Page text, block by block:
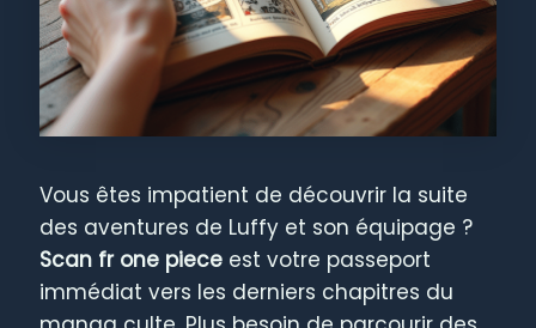
Vous êtes impatient de découvrir la suite
des aventures de Luffy et son équipage ?
Scan fr one piece est votre passeport
immédiat vers les derniers chapitres du